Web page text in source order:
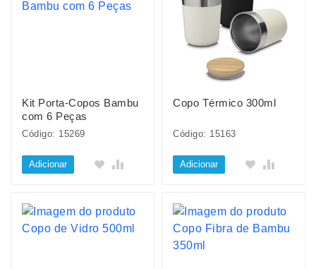
Kit Porta-Copos Bambu
com 6 Peças
Código: 15269
Adicionar
Copo Térmico 300ml
Código: 15163
Adicionar